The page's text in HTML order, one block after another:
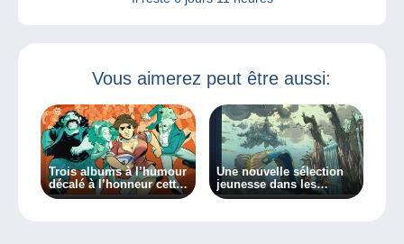
Vous aimerez peut être aussi:
Trois albums à l’humour
décalé à l’honneur cette
semaine !
Une nouvelle sélection
jeunesse dans les
bédélires !